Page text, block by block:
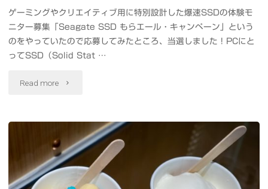
応
Seagate
れ
田
川
か
る
橋
ゲーミングやクリエイティブ用に特別設計した爆速SSDの体験モ
ニター募集「Seagate SSD もらエール・キャンペーン」という
のをやっていたので応募してみたところ、当選しました！PCにと
ってSSD（Solid Stat …
Read more "1TB
容